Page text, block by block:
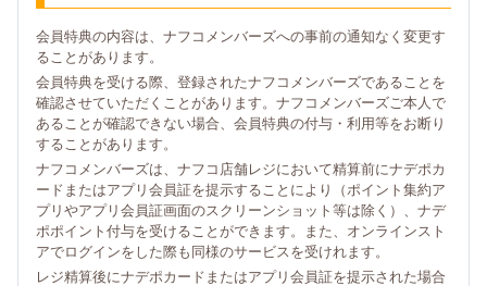
会員特典の内容は、ナフコメンバーズへの事前の通知なく変更す
ることがあります。
会員特典を受ける際、登録されたナフコメンバーズであることを
確認させていただくことがあります。ナフコメンバーズご本人で
あることが確認できない場合、会員特典の付与・利用等をお断り
することがあります。
ナフコメンバーズは、ナフコ店舗レジにおいて精算前にナデポカ
ードまたはアプリ会員証を提示することにより（ポイント集約ア
プリやアプリ会員証画面のスクリーンショット等は除く）、ナデ
ポポイント付与を受けることができます。また、オンラインスト
アでログインをした際も同様のサービスを受けれます。
レジ精算後にナデポカードまたはアプリ会員証を提示された場合